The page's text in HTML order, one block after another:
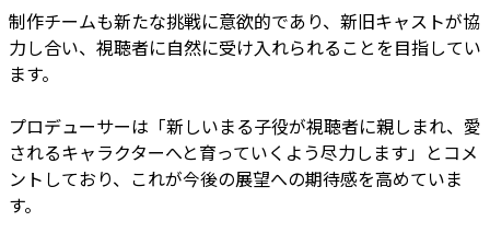
制作チームも新たな挑戦に意欲的であり、新旧キャストが協
力し合い、視聴者に自然に受け入れられることを目指してい
ます。
プロデューサーは「新しいまる子役が視聴者に親しまれ、愛
されるキャラクターへと育っていくよう尽力します」とコメ
ントしており、これが今後の展望への期待感を高めていま
す。